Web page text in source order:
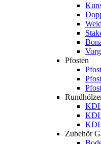
Pfosten
KDI
KDI
KDI
Zubehör